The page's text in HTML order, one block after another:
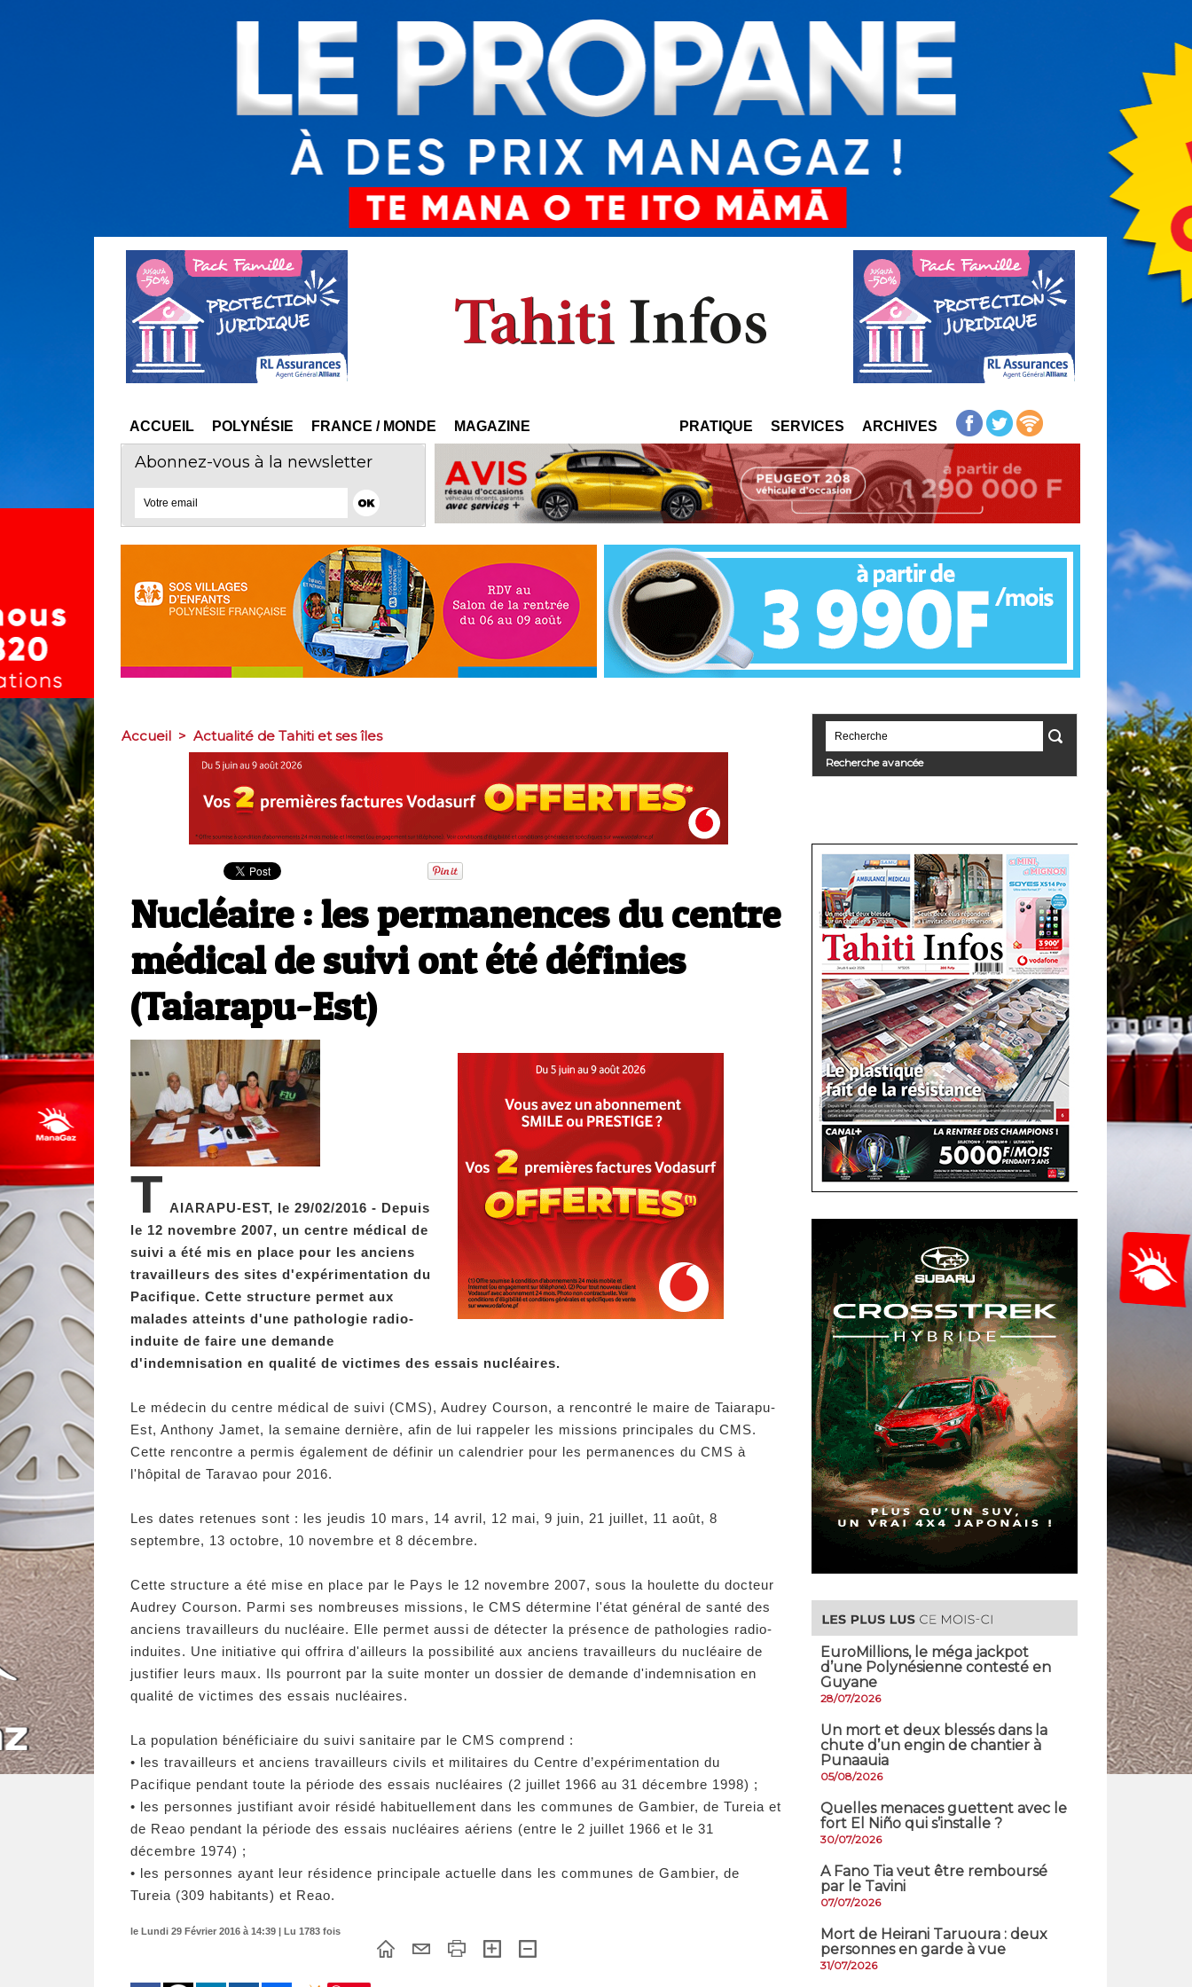
ACCUEIL POLYNÉSIE FRANCE / MONDE MAGAZINE PRATIQUE SERVICES ARCHIVES
Abonnez-vous à la newsletter
Accueil > Actualité de Tahiti et ses îles
Nucléaire : les permanences du centre
médical de suivi ont été définies
(Taiarapu-Est)
T AIARAPU-EST, le 29/02/2016 - Depuis
le 12 novembre 2007, un centre médical de
suivi a été mis en place pour les anciens
travailleurs des sites d'expérimentation du
Pacifique. Cette structure permet aux
malades atteints d'une pathologie radio-
induite de faire une demande
d'indemnisation en qualité de victimes des essais nucléaires.
Le médecin du centre médical de suivi (CMS), Audrey Courson, a rencontré le maire de Taiarapu-
Est, Anthony Jamet, la semaine dernière, afin de lui rappeler les missions principales du CMS.
Cette rencontre a permis également de définir un calendrier pour les permanences du CMS à
l'hôpital de Taravao pour 2016.
Les dates retenues sont : les jeudis 10 mars, 14 avril, 12 mai, 9 juin, 21 juillet, 11 août, 8
septembre, 13 octobre, 10 novembre et 8 décembre.
Cette structure a été mise en place par le Pays le 12 novembre 2007, sous la houlette du docteur
Audrey Courson. Parmi ses nombreuses missions, le CMS détermine l'état général de santé des
anciens travailleurs du nucléaire. Elle permet aussi de détecter la présence de pathologies radio-
induites. Une initiative qui offrira d'ailleurs la possibilité aux anciens travailleurs du nucléaire de
justifier leurs maux. Ils pourront par la suite monter un dossier de demande d'indemnisation en
qualité de victimes des essais nucléaires.
La population bénéficiaire du suivi sanitaire par le CMS comprend :
• les travailleurs et anciens travailleurs civils et militaires du Centre d’expérimentation du
Pacifique pendant toute la période des essais nucléaires (2 juillet 1966 au 31 décembre 1998) ;
• les personnes justifiant avoir résidé habituellement dans les communes de Gambier, de Tureia et
de Reao pendant la période des essais nucléaires aériens (entre le 2 juillet 1966 et le 31
décembre 1974) ;
• les personnes ayant leur résidence principale actuelle dans les communes de Gambier, de
Tureia (309 habitants) et Reao.
le Lundi 29 Février 2016 à 14:39 | Lu 1783 fois
Recherche avancée
EuroMillions, ​le méga jackpot
d’une Polynésienne contesté en
Guyane
28/07/2026
​Un mort et deux blessés dans la
chute d’un engin de chantier à
Punaauia
05/08/2026
Quelles menaces guettent avec le
fort El Niño qui s’installe ?
30/07/2026
A Fano Tia veut être remboursé
par le Tavini
07/07/2026
Mort de Heirani Taruoura : deux
personnes en garde à vue
31/07/2026